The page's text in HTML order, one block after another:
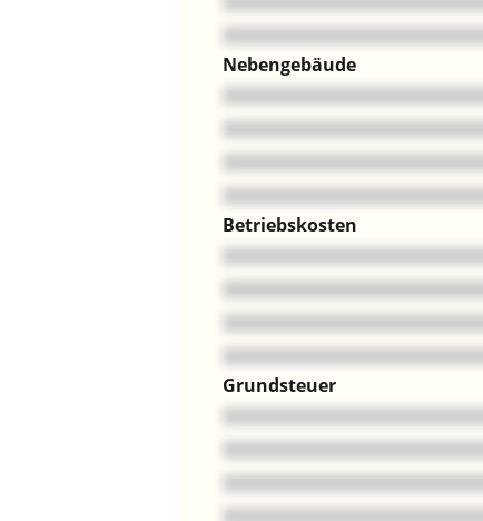
Nebengebäude
Betriebskosten
Grundsteuer